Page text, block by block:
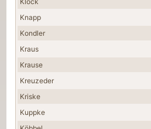
Knapp
Kondler
Kraus
Krause
Kreuzeder
Kriske
Kuppke